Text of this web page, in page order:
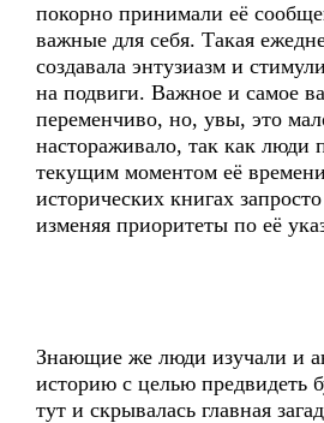
покорно принимали её
важные для себя. Такая
создавала энтузиазм и
на подвиги. Важное и самое
переменчиво, но, увы, это
настораживало, так как люди
текущим моментом её
исторических книгах
изменяя приоритеты по её
Знающие же люди изучали и
историю с целью предвидеть
тут и скрывалась главная